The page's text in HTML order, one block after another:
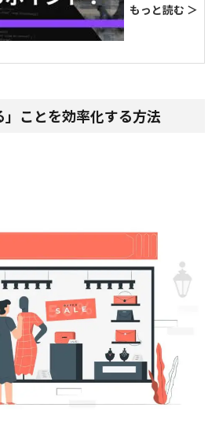
もっと読む ＞
ことを効率化する方法